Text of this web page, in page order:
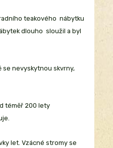
teakového nábytku
dlouho sloužil a byl
nevyskytnou skvrny,
téměř 200 lety
let. Vzácné stromy se